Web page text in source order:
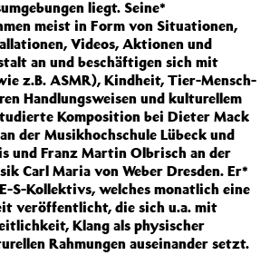
liegt. Seine*
meist in Form von Situationen,
Videos, Aktionen und
an und beschäftigen sich mit
z.B. ASMR), Kindheit, Tier-Mensch-
Handlungsweisen und kulturellem
Komposition bei Dieter Mack
der Musikhochschule Lübeck und
und Franz Martin Olbrisch an der
Carl Maria von Weber Dresden. Er*
S-Kollektivs, welches monatlich eine
veröffentlicht, die sich u.a. mit
Klang als physischer
Rahmungen auseinander setzt.